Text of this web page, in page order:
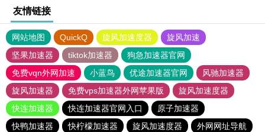
友情链接
网站地图 QuickQ 旋风加速度器
旋风加速
坚果加速器
tiktok加速器
狗急加速器官网
免费vqn外网加速
小蓝鸟 优途加速器官网
风驰加速器
旋风加速器
免费vps加速器外网苹果版
旋风加速度器
快连加速器
快连加速器官网入口
原子加速器
快鸭加速器
快柠檬加速器 旋风加速度器
外网网址导航